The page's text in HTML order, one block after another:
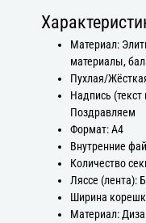
Материал:
материалы,
Пухлая/
Надпись (текст
Поздравляем
Формат: А4
Внутренние
Количество
Ляссе (лента):
Ширина
Материал: